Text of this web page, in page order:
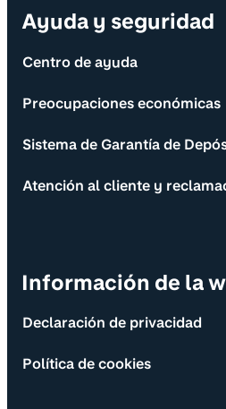
Ayuda y seguridad
Centro de ayuda
Preocupaciones económicas
Sistema de Garantía de
Atención al cliente y
Información de la
Declaración de privacidad
Política de cookies